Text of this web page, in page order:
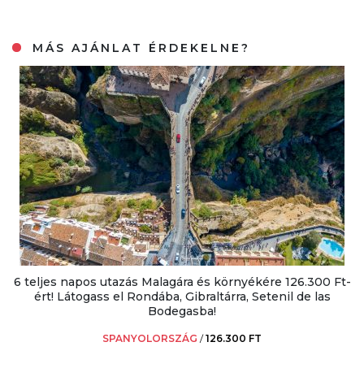
MÁS AJÁNLAT ÉRDEKELNE?
6 teljes napos utazás Malagára és környékére 126.300 Ft-
ért! Látogass el Rondába, Gibraltárra, Setenil de las
Bodegasba!
SPANYOLORSZÁG /126.300 FT